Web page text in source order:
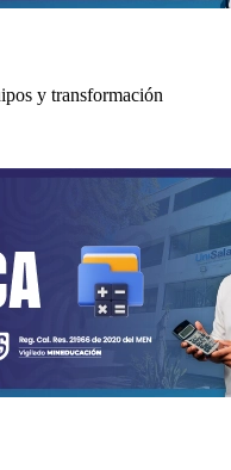
y transformación